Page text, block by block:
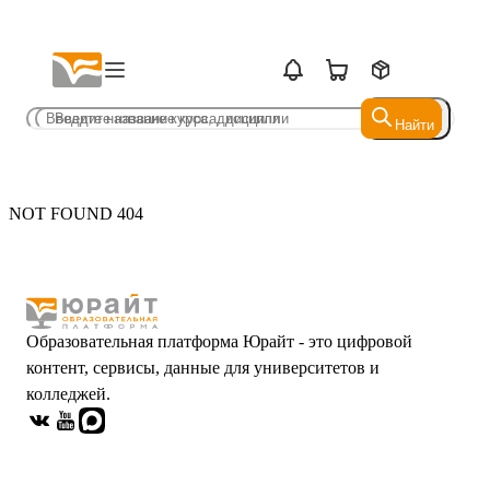
Найти
Найти
NOT FOUND 404
Образовательная платформа Юрайт - это цифровой
контент, сервисы, данные для университетов и
колледжей.